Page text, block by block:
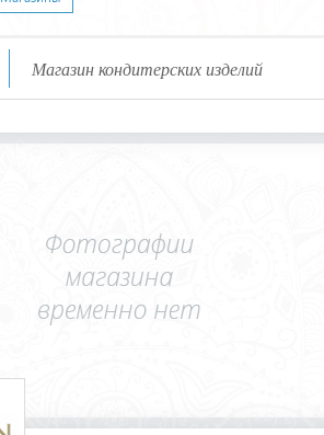
Магазин кондитерских изделий